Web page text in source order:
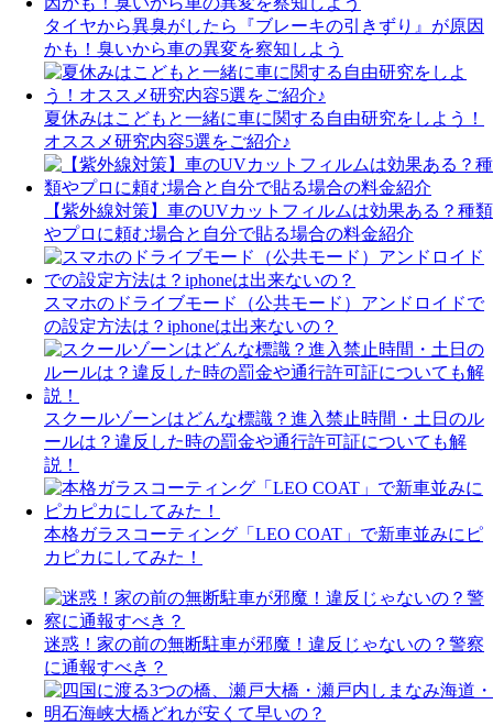
タイヤから異臭がしたら『ブレーキの引きずり』が原因
かも！臭いから車の異変を察知しよう
夏休みはこどもと一緒に車に関する自由研究をしよう！
オススメ研究内容5選をご紹介♪
【紫外線対策】車のUVカットフィルムは効果ある？種類
やプロに頼む場合と自分で貼る場合の料金紹介
スマホのドライブモード（公共モード）アンドロイドで
の設定方法は？iphoneは出来ないの？
スクールゾーンはどんな標識？進入禁止時間・土日のル
ールは？違反した時の罰金や通行許可証についても解
説！
本格ガラスコーティング「LEO COAT」で新車並みにピ
カピカにしてみた！
迷惑！家の前の無断駐車が邪魔！違反じゃないの？警察
に通報すべき？